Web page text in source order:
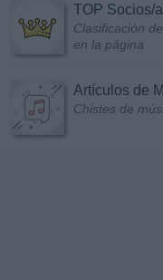
TOP Socios/
Clasificación
en la página
Artículos de
Chistes de